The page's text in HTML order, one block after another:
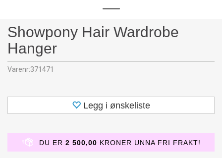
Showpony Hair Wardrobe
Hanger
Varenr:371471
Legg i ønskeliste
DU ER 2 500,00 KRONER UNNA FRI FRAKT!